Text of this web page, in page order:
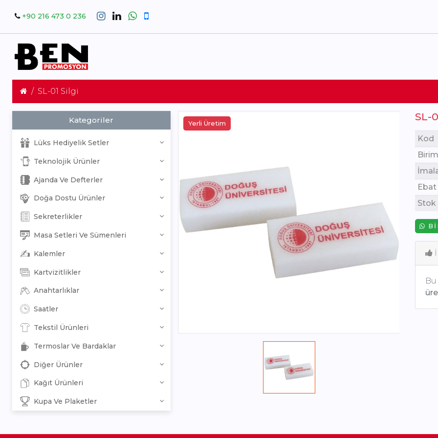
+90 216 473 0 236
SL-01 Silgi
Kategoriler
Lüks Hediyelik Setler
Teknolojik Ürünler
Ajanda Ve Defterler
Doğa Dostu Ürünler
Sekreterlikler
Masa Setleri Ve Sümenleri
Kalemler
Kartvizitlikler
Anahtarlıklar
Saatler
Tekstil Ürünleri
Termoslar Ve Bardaklar
Diğer Ürünler
Kağıt Ürünleri
Kupa Ve Plaketler
Yerli Üretim
SL-
Kod
Ebat
Stok